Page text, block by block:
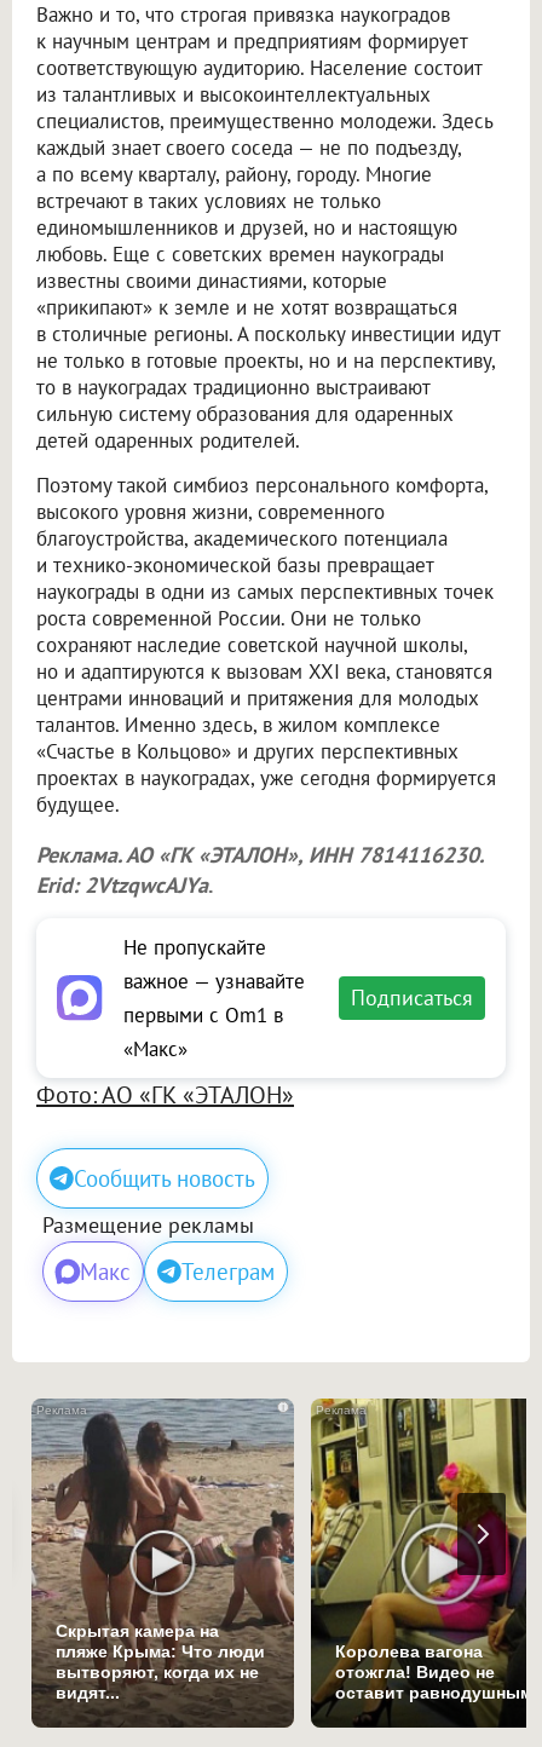
Важно и то, что строгая привязка наукоградов
к научным центрам и предприятиям формирует
соответствующую аудиторию. Население состоит
из талантливых и высокоинтеллектуальных
специалистов, преимущественно молодежи. Здесь
каждый знает своего соседа — не по подъезду,
а по всему кварталу, району, городу. Многие
встречают в таких условиях не только
единомышленников и друзей, но и настоящую
любовь. Еще с советских времен наукограды
известны своими династиями, которые
«прикипают» к земле и не хотят возвращаться
в столичные регионы. А поскольку инвестиции идут
не только в готовые проекты, но и на перспективу,
то в наукоградах традиционно выстраивают
сильную систему образования для одаренных
детей одаренных родителей.
Поэтому такой симбиоз персонального комфорта,
высокого уровня жизни, современного
благоустройства, академического потенциала
и технико-экономической базы превращает
наукограды в одни из самых перспективных точек
роста современной России. Они не только
сохраняют наследие советской научной школы,
но и адаптируются к вызовам XXI века, становятся
центрами инноваций и притяжения для молодых
талантов. Именно здесь, в жилом комплексе
«Счастье в Кольцово» и других перспективных
проектах в наукоградах, уже сегодня формируется
будущее.
Реклама. АО «ГК «ЭТАЛОН», ИНН 7814116230.
Erid: 2VtzqwcAJYa.
Не пропускайте
важное — узнавайте
первыми с Om1 в
«Макс»
Подписаться
Фото: АО «ГК «ЭТАЛОН»
Сообщить новость
Размещение рекламы
Макс Телеграм
i
Скрытая камера на
пляже Крыма: Что люди
вытворяют, когда их не
видят...
Королева вагона
отожгла! Видео не
оставит равнодушным